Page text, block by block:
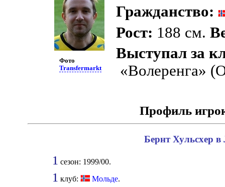
Фото
Transfermarkt
Гражданство:
Рост: 188 см.
Выступал за
«Волеренга»
Профиль
Бернт Хульсхер в
1 сезон: 1999/00.
1 клуб: Мольде.